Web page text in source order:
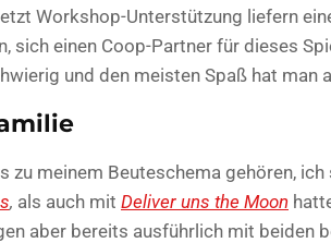
Workshop-Unterstützung liefern
sich einen Coop-Partner für dieses
und den meisten Spaß hat man
zu meinem Beuteschema gehören,
, als auch mit Deliver uns the Moon
aber bereits ausführlich mit beiden